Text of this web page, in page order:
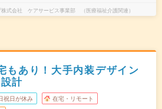
株式会社 ケアサービス事業部 （医療福祉介護関連）
もあり！大手内装デザイン
計
祝日が休み 在宅・リモート